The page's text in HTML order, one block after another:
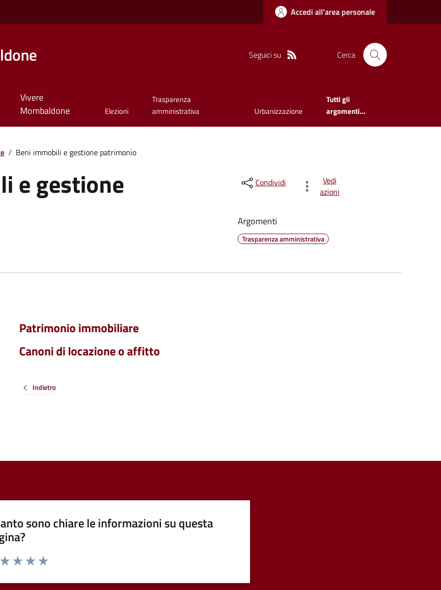
Accedi all'area personale
Seguici su Cerca
Vivere
Mombaldone
Elezioni
Trasparenza
amministrativa
Urbanizzazione
Tutti gli
argomenti...
/ Beni immobili e gestione patrimonio
e gestione Condividi
Vedi
azioni
Argomenti
Trasparenza amministrativa
Patrimonio immobiliare
Canoni di locazione o affitto
Indietro
sono chiare le informazioni su questa
da 1 a 5 stelle la pagina